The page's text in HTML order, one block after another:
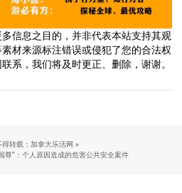
信息之目的，并非代表本站支持其观
材来源标注错误或侵犯了您的合法权
系，我们将及时更正、删除，谢谢。
转载：加拿大乐活网 »
尊”：个人原因造成的危害公共安全案件